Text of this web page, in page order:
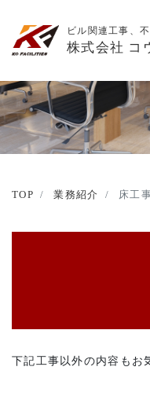
ビル関連工事、
株式会社 コ
TOP 業務紹介 床工
下記工事以外の内容もお